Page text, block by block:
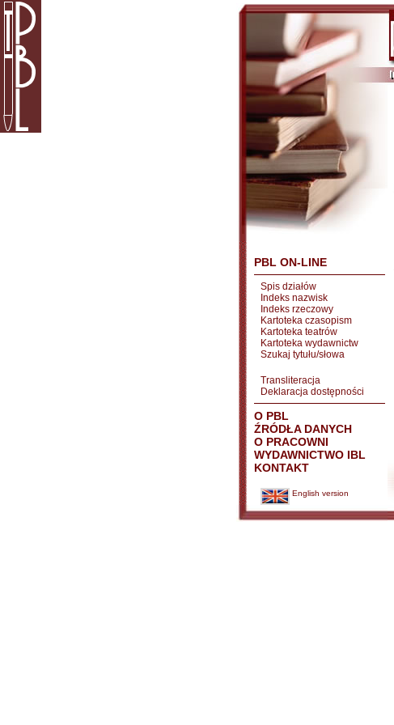
PBL ON-LINE
Spis działów
Indeks nazwisk
Indeks rzeczowy
Kartoteka czasopism
Kartoteka teatrów
Kartoteka wydawnictw
Szukaj tytułu/słowa
Transliteracja
Deklaracja dostępności
O PBL
ŹRÓDŁA DANYCH
O PRACOWNI
WYDAWNICTWO IBL
KONTAKT
English version